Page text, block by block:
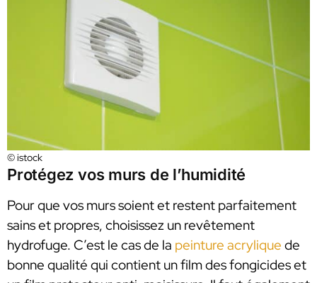
© istock
Protégez vos murs de l’humidité
Pour que vos murs soient et restent parfaitement
sains et propres, choisissez un revêtement
hydrofuge. C’est le cas de la peinture acrylique de
bonne qualité qui contient un film des fongicides et